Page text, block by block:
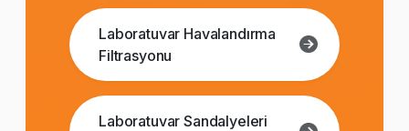
Laboratuvar Havalandırma
Filtrasyonu
Laboratuvar Sandalyeleri